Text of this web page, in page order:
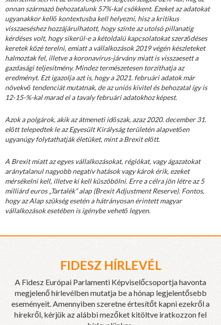
onnan származó behozatalunk 57%-kal csökkent. Ezeket az adatokat
ugyanakkor kellő kontextusba kell helyezni, hisz a kritikus
visszaeséshez hozzájárulhatott, hogy szinte az utolsó pillanatig
kérdéses volt, hogy sikerül-e a kétoldalú kapcsolatokat szerződéses
keretek közé terelni, emiatt a vállalkozások 2019 végén készleteket
halmoztak fel, illetve a koronavírus-járvány miatt is visszaesett a
gazdasági teljesítmény. Mindez természetesen torzíthatja az
eredményt. Ezt igazolja azt is, hogy a 2021. februári adatok már
növekvő tendenciát mutatnak, de az uniós kivitel és behozatal így is
12-15-%-kal marad el a tavaly februári adatokhoz képest.
Azok a polgárok, akik az átmeneti időszak, azaz 2020. december 31.
előtt telepedtek le az Egyesült Királyság területén alapvetően
ugyanúgy folytathatják életüket, mint a Brexit előtt.
A Brexit miatt az egyes vállalkozásokat, régiókat, vagy ágazatokat
aránytalanul nagyobb negatív hatások vagy károk érik, ezeket
mérsékelni kell, illetve ki kell küszöbölni. Erre a célra jön létre az 5
milliárd euros „Tartalék” alap (Brexit Adjustment Reserve). Fontos,
hogy az Alap szükség esetén a hátrányosan érintett magyar
vállalkozások esetében is igénybe vehető legyen.
FIDESZ HÍRLEVÉL
A Fidesz Európai Parlamenti Képviselőcsoportja havonta
megjelenő hírlevélben mutatja be a hónap legjelentősebb
eseményeit. Amennyiben szeretne értesítőt kapni ezekről a
hírekről, kérjük az alábbi mezőket kitöltve iratkozzon fel